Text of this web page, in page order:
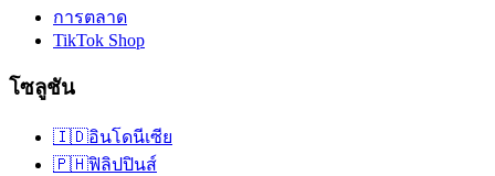
การตลาด
TikTok Shop
โซลูชัน
🇮🇩อินโดนีเซีย
🇵🇭ฟิลิปปินส์